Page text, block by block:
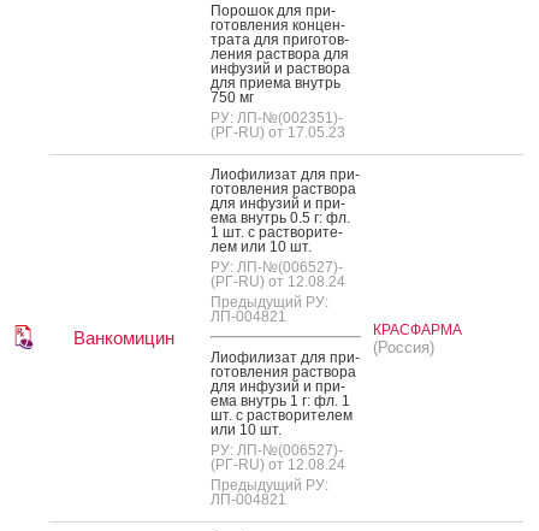
По­рошок для при­
готов­ле­ния кон­цен­
тра­та для при­готов­
ле­ния рас­тво­ра для
ин­фу­зий и рас­тво­ра
для при­ема внутрь
750 мг
РУ: ЛП-№(002351)-
(РГ-RU) от 17.05.23
Ванкомицин
Ли­офи­лизат для при­
готов­ле­ния рас­тво­ра
для ин­фу­зий и при­
ема внутрь 0.5 г: фл.
1 шт. с рас­тво­рите­
лем или 10 шт.
РУ: ЛП-№(006527)-
(РГ-RU) от 12.08.24
Предыдущий РУ:
ЛП-004821
Ли­офи­лизат для при­
готов­ле­ния рас­тво­ра
для ин­фу­зий и при­
ема внутрь 1 г: фл. 1
шт. с рас­тво­рите­лем
или 10 шт.
РУ: ЛП-№(006527)-
(РГ-RU) от 12.08.24
Предыдущий РУ:
ЛП-004821
КРАСФАРМА
(Россия)